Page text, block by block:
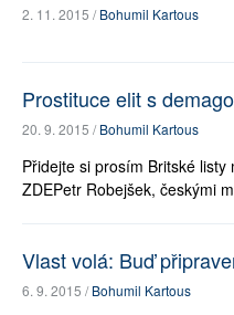
2. 11. 2015 /Bohumil Kartous
Prostituce elit s
20. 9. 2015 /Bohumil Kartous
Přidejte si prosím Britské
ZDEPetr Robejšek, českými
Vlast volá: Buď
6. 9. 2015 /Bohumil Kartous